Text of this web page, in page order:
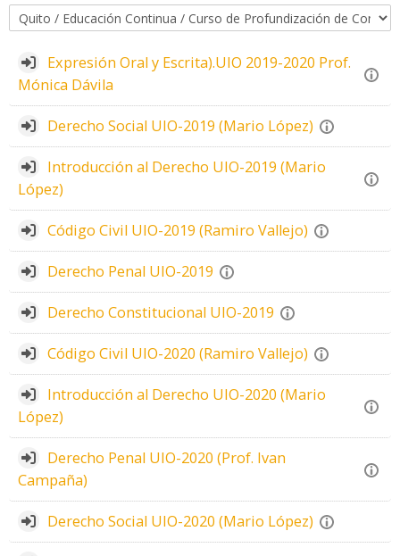
Buscar
Categorías
Expresión Oral y Escrita).UIO 2019-2020 Prof.
Mónica Dávila
Derecho Social UIO-2019 (Mario López)
Introducción al Derecho UIO-2019 (Mario
López)
Código Civil UIO-2019 (Ramiro Vallejo)
Derecho Penal UIO-2019
Derecho Constitucional UIO-2019
Código Civil UIO-2020 (Ramiro Vallejo)
Introducción al Derecho UIO-2020 (Mario
López)
Derecho Penal UIO-2020 (Prof. Ivan
Campaña)
Derecho Social UIO-2020 (Mario López)